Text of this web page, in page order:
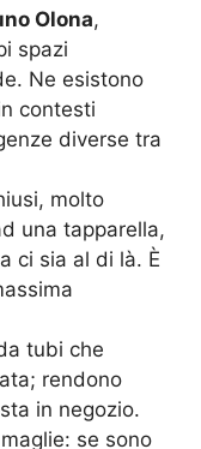
Olona,
spazi
Ne esistono
contesti
diverse tra
molto
una tapparella,
ci sia al di là. È
tubi che
rendono
in negozio.
se sono